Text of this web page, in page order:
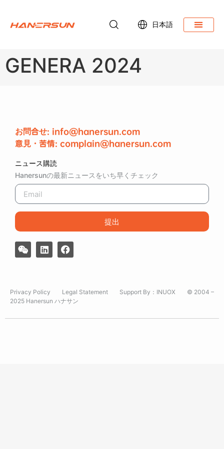
日本語
GENERA 2024
お問合せ: info@hanersun.com
意見・苦情: complain@hanersun.com
ニュース購読
Hanersunの最新ニュースをいち早くチェック
提出
Privacy Policy Legal Statement Support By： INUOX
© 2004 –
2025 Hanersun ハナサン